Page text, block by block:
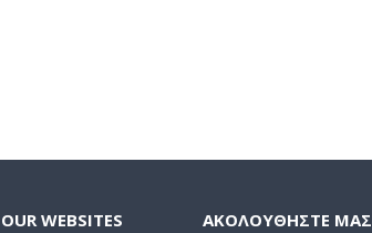
OUR WEBSITES ΑΚΟΛΟΥΘΗΣΤΕ ΜΑΣ